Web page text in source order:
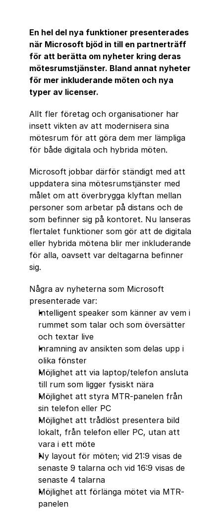
En hel del nya funktioner presenterades
när Microsoft bjöd in till en partnerträff
för att berätta om nyheter kring deras
mötesrumstjänster. Bland annat nyheter
för mer inkluderande möten och nya
typer av licenser.
Allt fler företag och organisationer har
insett vikten av att modernisera sina
mötesrum för att göra dem mer lämpliga
för både digitala och hybrida möten.
Microsoft jobbar därför ständigt med att
uppdatera sina mötesrumstjänster med
målet om att överbrygga klyftan mellan
personer som arbetar på distans och de
som befinner sig på kontoret. Nu lanseras
flertalet funktioner som gör att de digitala
eller hybrida mötena blir mer inkluderande
för alla, oavsett var deltagarna befinner
sig.
Några av nyheterna som Microsoft
presenterade var:
Intelligent speaker som känner av vem i
rummet som talar och som översätter
och textar live
Inramning av ansikten som delas upp i
olika fönster
Möjlighet att via laptop/telefon ansluta
till rum som ligger fysiskt nära
Möjlighet att styra MTR-panelen från
sin telefon eller PC
Möjlighet att trådlöst presentera bild
lokalt, från telefon eller PC, utan att
vara i ett möte
Ny layout för möten; vid 21:9 visas de
senaste 9 talarna och vid 16:9 visas de
senaste 4 talarna
Möjlighet att förlänga mötet via MTR-
panelen